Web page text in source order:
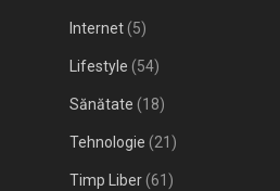
Internet(5)
Lifestyle (54)
Sănătate (18)
Tehnologie (21)
Timp Liber(61)